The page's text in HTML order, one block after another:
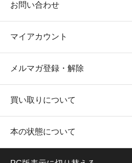
お問い合わせ
マイアカウント
メルマガ登録・解除
買い取りについて
本の状態について